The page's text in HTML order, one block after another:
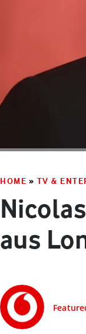
HOME » TV &
aus